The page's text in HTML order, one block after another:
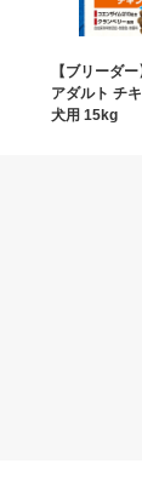
【ブリーダ
アダルト チ
犬用 15kg